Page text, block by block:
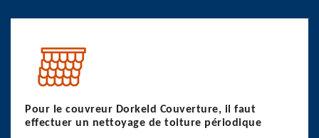
Pour le couvreur Dorkeld Couverture, il faut
effectuer un nettoyage de toiture périodique